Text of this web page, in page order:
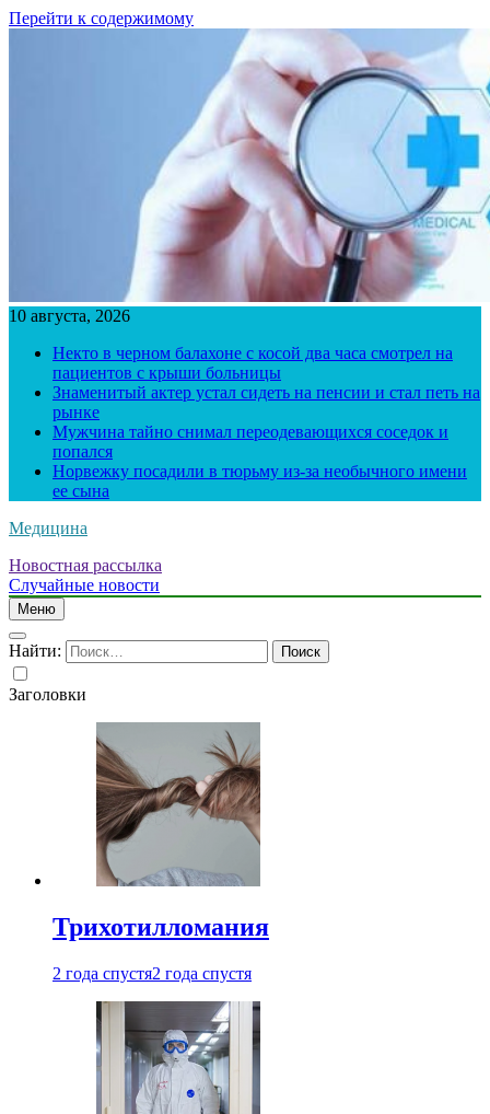
Перейти к содержимому
10 августа, 2026
Некто в черном балахоне с косой два часа смотрел на
пациентов с крыши больницы
Знаменитый актер устал сидеть на пенсии и стал петь на
рынке
Мужчина тайно снимал переодевающихся соседок и
попался
Норвежку посадили в тюрьму из-за необычного имени
ее сына
Медицина
Новостная рассылка
Случайные новости
Меню
Найти:
Заголовки
Трихотилломания
2 года спустя2 года спустя